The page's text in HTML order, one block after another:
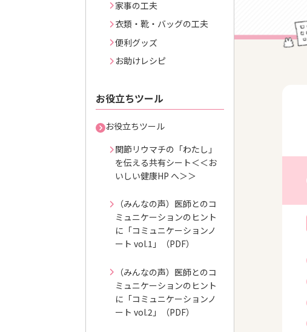
家事の工夫
衣類・靴・バッグの工夫
便利グッズ
お助けレシピ
お役立ちツール
お役立ちツール
関節リウマチの「わたし」
を伝える共有シート＜＜お
いしい健康HP へ＞＞
（みんなの声）医師とのコ
ミュニケーションのヒント
に「コミュニケーションノ
ート vol.1」（PDF）
（みんなの声）医師とのコ
ミュニケーションのヒント
に「コミュニケーションノ
ート vol.2」（PDF）